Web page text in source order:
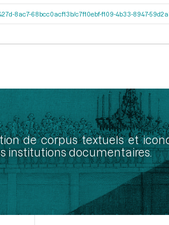
427d-8ac7-68bcc0acf13b/c7f10ebf-f109-4b33-8947-
de corpus textuels et
institutions documentaires.